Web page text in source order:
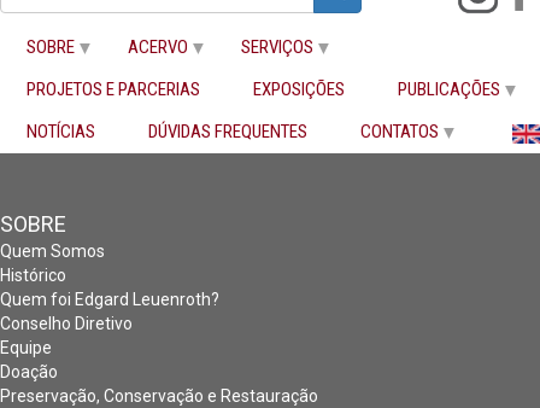
principal
Buscar
SOBRE ACERVO
SERVIÇOS
PROJETOS E PARCERIAS
EXPOSIÇÕES
PUBLICAÇÕES
NOTÍCIAS
DÚVIDAS FREQUENTES CONTATOS
SOBRE
Quem Somos
Histórico
Quem foi Edgard Leuenroth?
Conselho Diretivo
Equipe
Doação
Preservação, Conservação e Restauração